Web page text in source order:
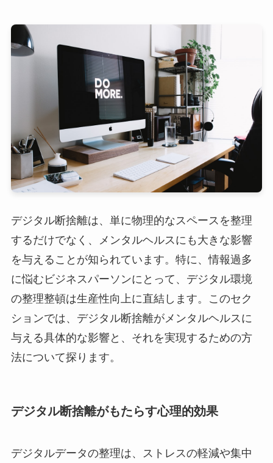
デジタル断捨離は、単に物理的なスペースを整理
するだけでなく、メンタルヘルスにも大きな影響
を与えることが知られています。特に、情報過多
に悩むビジネスパーソンにとって、デジタル環境
の整理整頓は生産性向上に直結します。このセク
ションでは、デジタル断捨離がメンタルヘルスに
与える具体的な影響と、それを実現するための方
法について探ります。
デジタル断捨離がもたらす心理的効果
デジタルデータの整理は、ストレスの軽減や集中